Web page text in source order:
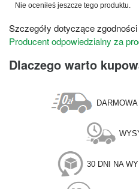
Nie oceniłeś jeszcze tego produktu.
Szczegóły dotyczące
Producent odpowiedzialny za
Dlaczego warto
30 DNI NA